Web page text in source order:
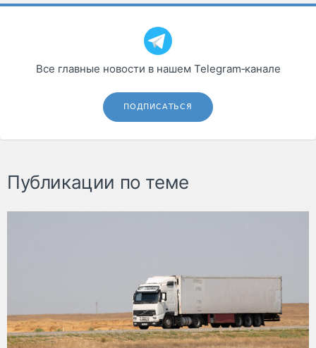
Все главные новости в нашем Telegram‑канале
ПОДПИСАТЬСЯ
Публикации по теме